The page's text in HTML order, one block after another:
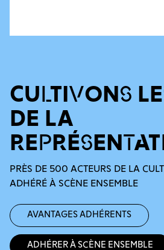
CULTIVONS
DE LA
PRÈS DE 500 ACTEURS DE LA
ADHÉRÉ À SCÈNE ENSEMBLE
Avantages adhérents
Adhérer à Scène Ensemble